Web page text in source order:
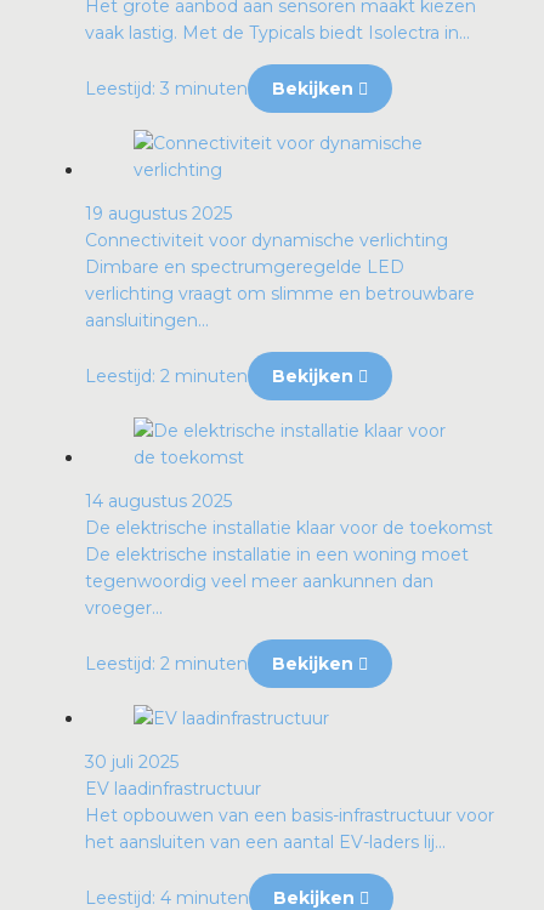
Het grote aanbod aan sensoren maakt kiezen
vaak lastig. Met de Typicals biedt Isolectra in...
Leestijd: 3 minuten Bekijken
19 augustus 2025
Connectiviteit voor dynamische verlichting
Dimbare en spectrumgeregelde LED
verlichting vraagt om slimme en betrouwbare
aansluitingen...
Leestijd: 2 minuten Bekijken
14 augustus 2025
De elektrische installatie klaar voor de toekomst
De elektrische installatie in een woning moet
tegenwoordig veel meer aankunnen dan
vroeger...
Leestijd: 2 minuten Bekijken
30 juli 2025
EV laadinfrastructuur
Het opbouwen van een basis-infrastructuur voor
het aansluiten van een aantal EV-laders lij...
Leestijd: 4 minuten Bekijken